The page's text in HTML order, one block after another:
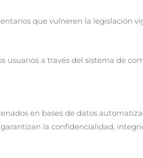
que vulneren la legislación
usuarios a través del sistema de
en bases de datos
la confidencialidad,